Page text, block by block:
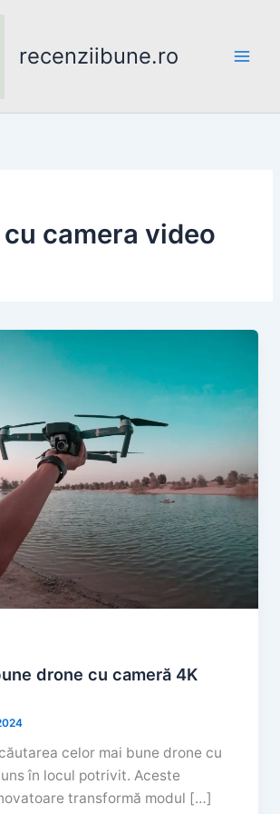
recenziibune.ro
camera video
drone cu cameră 4K
celor mai bune drone cu
în locul potrivit. Aceste
transformă modul […]